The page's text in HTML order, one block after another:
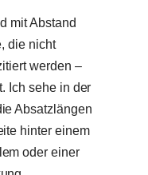
mit Abstand
die nicht
werden –
Ich sehe in der
Absatzlängen
hinter einem
oder einer